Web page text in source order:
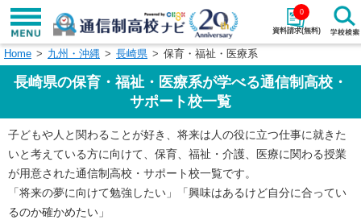
資料請求(無料)
0
学校名で探す
エリアから探す 特徴から探す
エリアを選択して探す
関東
Home 九州・沖縄 長崎県 保育・福祉・医療系
長崎県の保育・福祉・医療系が学べる通信制高校・
サポート校一覧
子どもや人と関わることが好き、将来は人の役に立つ仕事に就きた
いと考えている方に向けて、保育、福祉・介護、医療に関わる授業
が用意された通信制高校・サポート校一覧です。
「将来の夢に向けて勉強したい」「興味はあるけど自分に合ってい
るのか確かめたい」